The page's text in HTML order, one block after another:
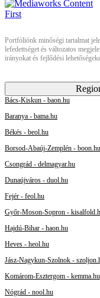
Portfóliónk minőségi tartalmat
lefedettséget és változatos
irányokat és fejlődési
Bács-Kiskun - baon.hu
Baranya - bama.hu
Békés - beol.hu
Borsod-Abaúj-Zemplén - boon.hu
Csongrád - delmagyar.hu
Dunaújváros - duol.hu
Fejér - feol.hu
Győr-Moson-Sopron -
Hajdú-Bihar - haon.hu
Heves - heol.hu
Jász-Nagykun-Szolnok -
Komárom-Esztergom - kemma.hu
Nógrád - nool.hu